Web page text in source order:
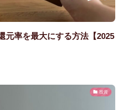
元率を最大にする方法【2025
投資